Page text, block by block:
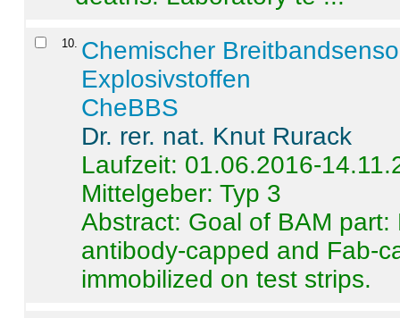
10 Chemischer
Explosivstoffen
CheBBS
Dr. rer. nat. Knut Rurack
Laufzeit: 01.06.2016-
Mittelgeber: Typ 3
Abstract: Goal of BAM
antibody-capped and Fab-
immobilized on test strips.